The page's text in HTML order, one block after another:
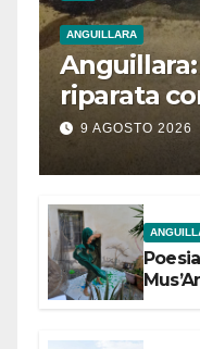
ANGUILLARA
riparata
9 AGOSTO 2026